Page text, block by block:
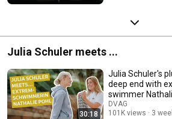
Julia Schuler meets ...
30:18
Julia Schuler's
deep end with
swimmer
powered by DVAG
DVAG
101K views
3